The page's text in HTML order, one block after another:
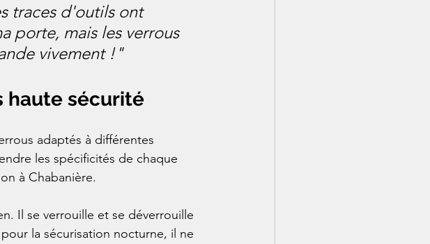
traces d'outils ont
porte, mais les verrous
vivement !"
haute sécurité
adaptés à différentes
les spécificités de chaque
à Chabanière.
Il se verrouille et se déverrouille
la sécurisation nocturne, il ne